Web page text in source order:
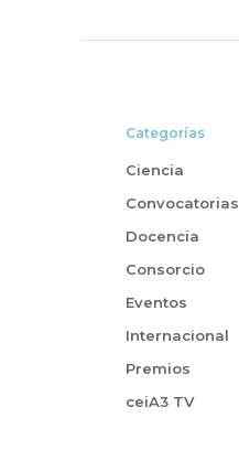
Categorías
Ciencia
Convocatorias
Docencia
Consorcio
Eventos
Internacional
Premios
ceiA3 TV